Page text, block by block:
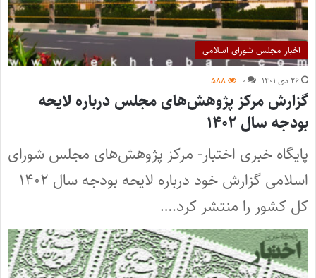
اخبار مجلس شورای اسلامی
۲۶ دی ۱۴۰۱ ۰ ۵۸۸
گزارش مرکز پژوهش‌های مجلس درباره لایحه
بودجه سال ۱۴۰۲
پایگاه خبری اختبار- مرکز پژوهش‌های مجلس شورای
اسلامی گزارش خود درباره لایحه بودجه سال ۱۴۰۲
کل کشور را منتشر کرد.…